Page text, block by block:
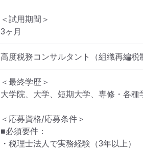
＜試用期間＞
3ヶ月
高度税務コンサルタント（組織再編
＜最終学歴＞
大学院、大学、短期大学、専修・各
＜応募資格/応募条件＞
■必須要件：
・税理士法人で実務経験（3年以上）